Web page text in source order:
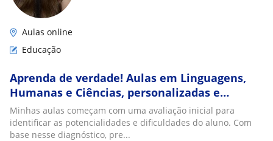
Aulas online
Educação
Aprenda de verdade! Aulas em Linguagens,
Humanas e Ciências, personalizadas e
adaptadas por professora especialista em
Educação Es
Minhas aulas começam com uma avaliação inicial para
identificar as potencialidades e dificuldades do aluno. Com
base nesse diagnóstico, pre...